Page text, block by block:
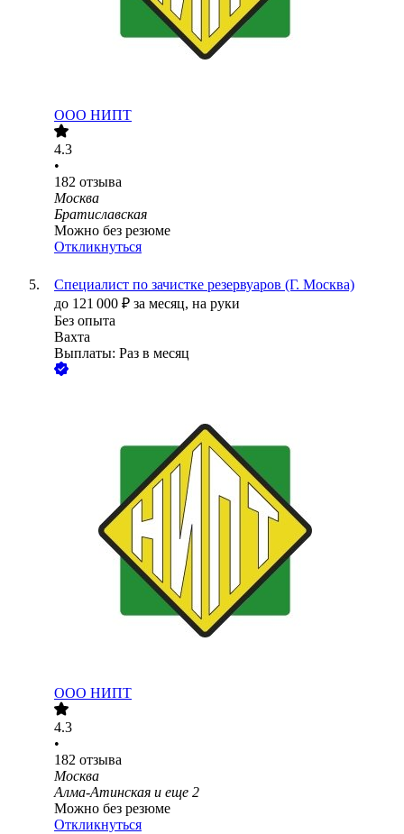
ООО НИПТ
4.3
•
182 отзыва
Москва
Братиславская
Можно без резюме
Откликнуться
Специалист по зачистке резервуаров (Г. Москва)
до 121 000 ₽ за месяц, на руки
Без опыта
Вахта
Выплаты: Раз в месяц
ООО НИПТ
4.3
•
182 отзыва
Москва
Алма-Атинская и еще 2
Можно без резюме
Откликнуться